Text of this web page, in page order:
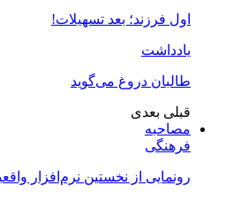
اول فرزند؛ بعد تسهیلات!
یادداشت
طالبان دروغ می‌گوید
قبلی بعدی
مصاحبه
فرهنگی
رونمایی از نخستین نرم‌افزار